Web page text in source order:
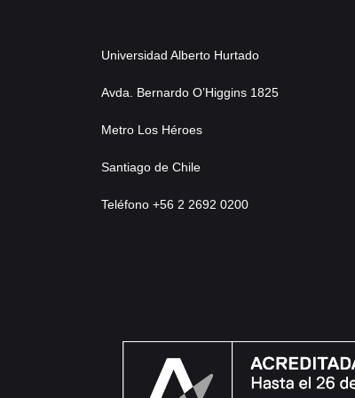
Universidad Alberto Hurtado
Avda. Bernardo O’Higgins 1825
Metro Los Héroes
Santiago de Chile
Teléfono +56 2 2692 0200